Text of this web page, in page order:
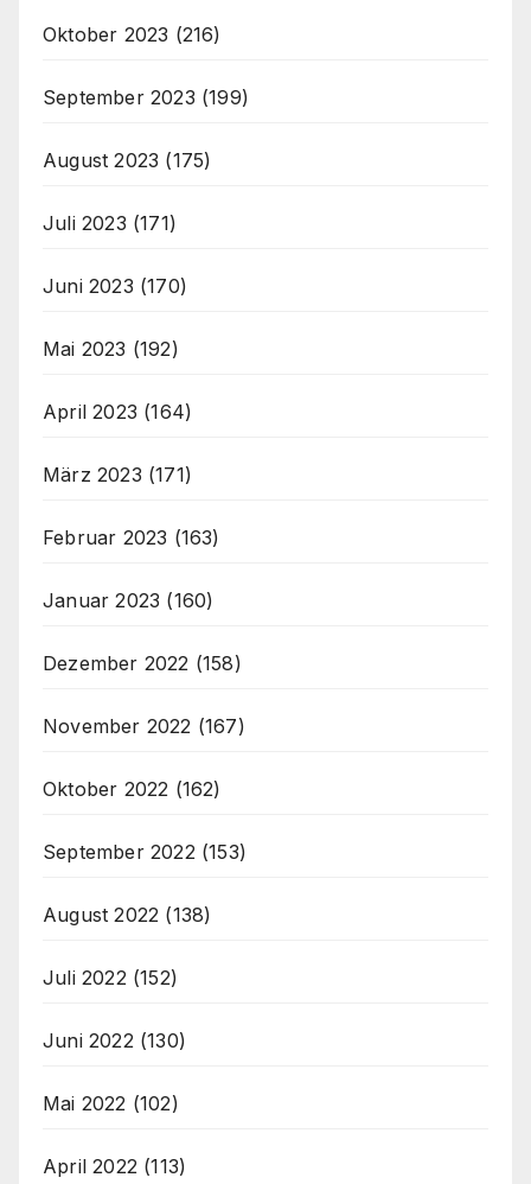
Oktober 2023 (216)
September 2023 (199)
August 2023 (175)
Juli 2023 (171)
Juni 2023 (170)
Mai 2023 (192)
April 2023 (164)
März 2023 (171)
Februar 2023 (163)
Januar 2023 (160)
Dezember 2022 (158)
November 2022 (167)
Oktober 2022 (162)
September 2022 (153)
August 2022 (138)
Juli 2022 (152)
Juni 2022 (130)
Mai 2022 (102)
April 2022 (113)